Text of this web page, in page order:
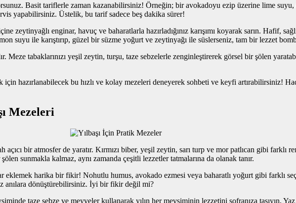
Basit tariflerle zaman kazanabilirsiniz! Örneğin; bir avokadoyu ezip üzerine lime suyu,
yapabilirsiniz. Üstelik, bu tarif sadece beş dakika sürer!
zeytinyağlı enginar, havuç ve baharatlarla hazırladığınız karışımı koyarak sarın. Hafif,
suyu ile karıştırıp, güzel bir süzme yoğurt ve zeytinyağı ile süslerseniz, tam bir lezzet
Meze tabaklarınızı yeşil zeytin, turşu, taze sebzelerle zenginleştirerek görsel bir şölen
hazırlanabilecek bu hızlı ve kolay mezeleri deneyerek sohbeti ve keyfi artırabilirsiniz!
Mezeleri
açıcı bir atmosfer de yaratır. Kırmızı biber, yeşil zeytin, sarı turp ve mor patlıcan gibi
sunmakla kalmaz, aynı zamanda çeşitli lezzetler tatmalarına da olanak tanır.
eklemek harika bir fikir! Nohutlu humus, avokado ezmesi veya baharatlı yoğurt gibi farklı
anılara dönüştürebilirsiniz. İyi bir fikir değil mi?
taze sebze ve meyveler kullanarak yılın her mevsiminin lezzetini sofranıza taşıyın.